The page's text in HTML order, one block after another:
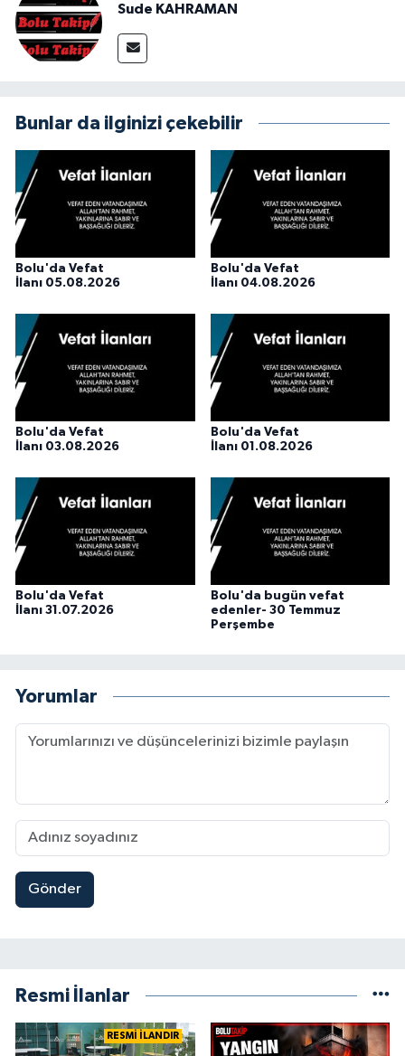
Sude KAHRAMAN
Bunlar da ilginizi çekebilir
Bolu'da Vefat
İlanı 05.08.2026
Bolu'da Vefat
İlanı 04.08.2026
Bolu'da Vefat
İlanı 03.08.2026
Bolu'da Vefat
İlanı 01.08.2026
Bolu'da Vefat
İlanı 31.07.2026
Bolu'da bugün vefat
edenler- 30 Temmuz
Perşembe
Yorumlar
Gönder
Resmi İlanlar
RESMİ İLANDIR